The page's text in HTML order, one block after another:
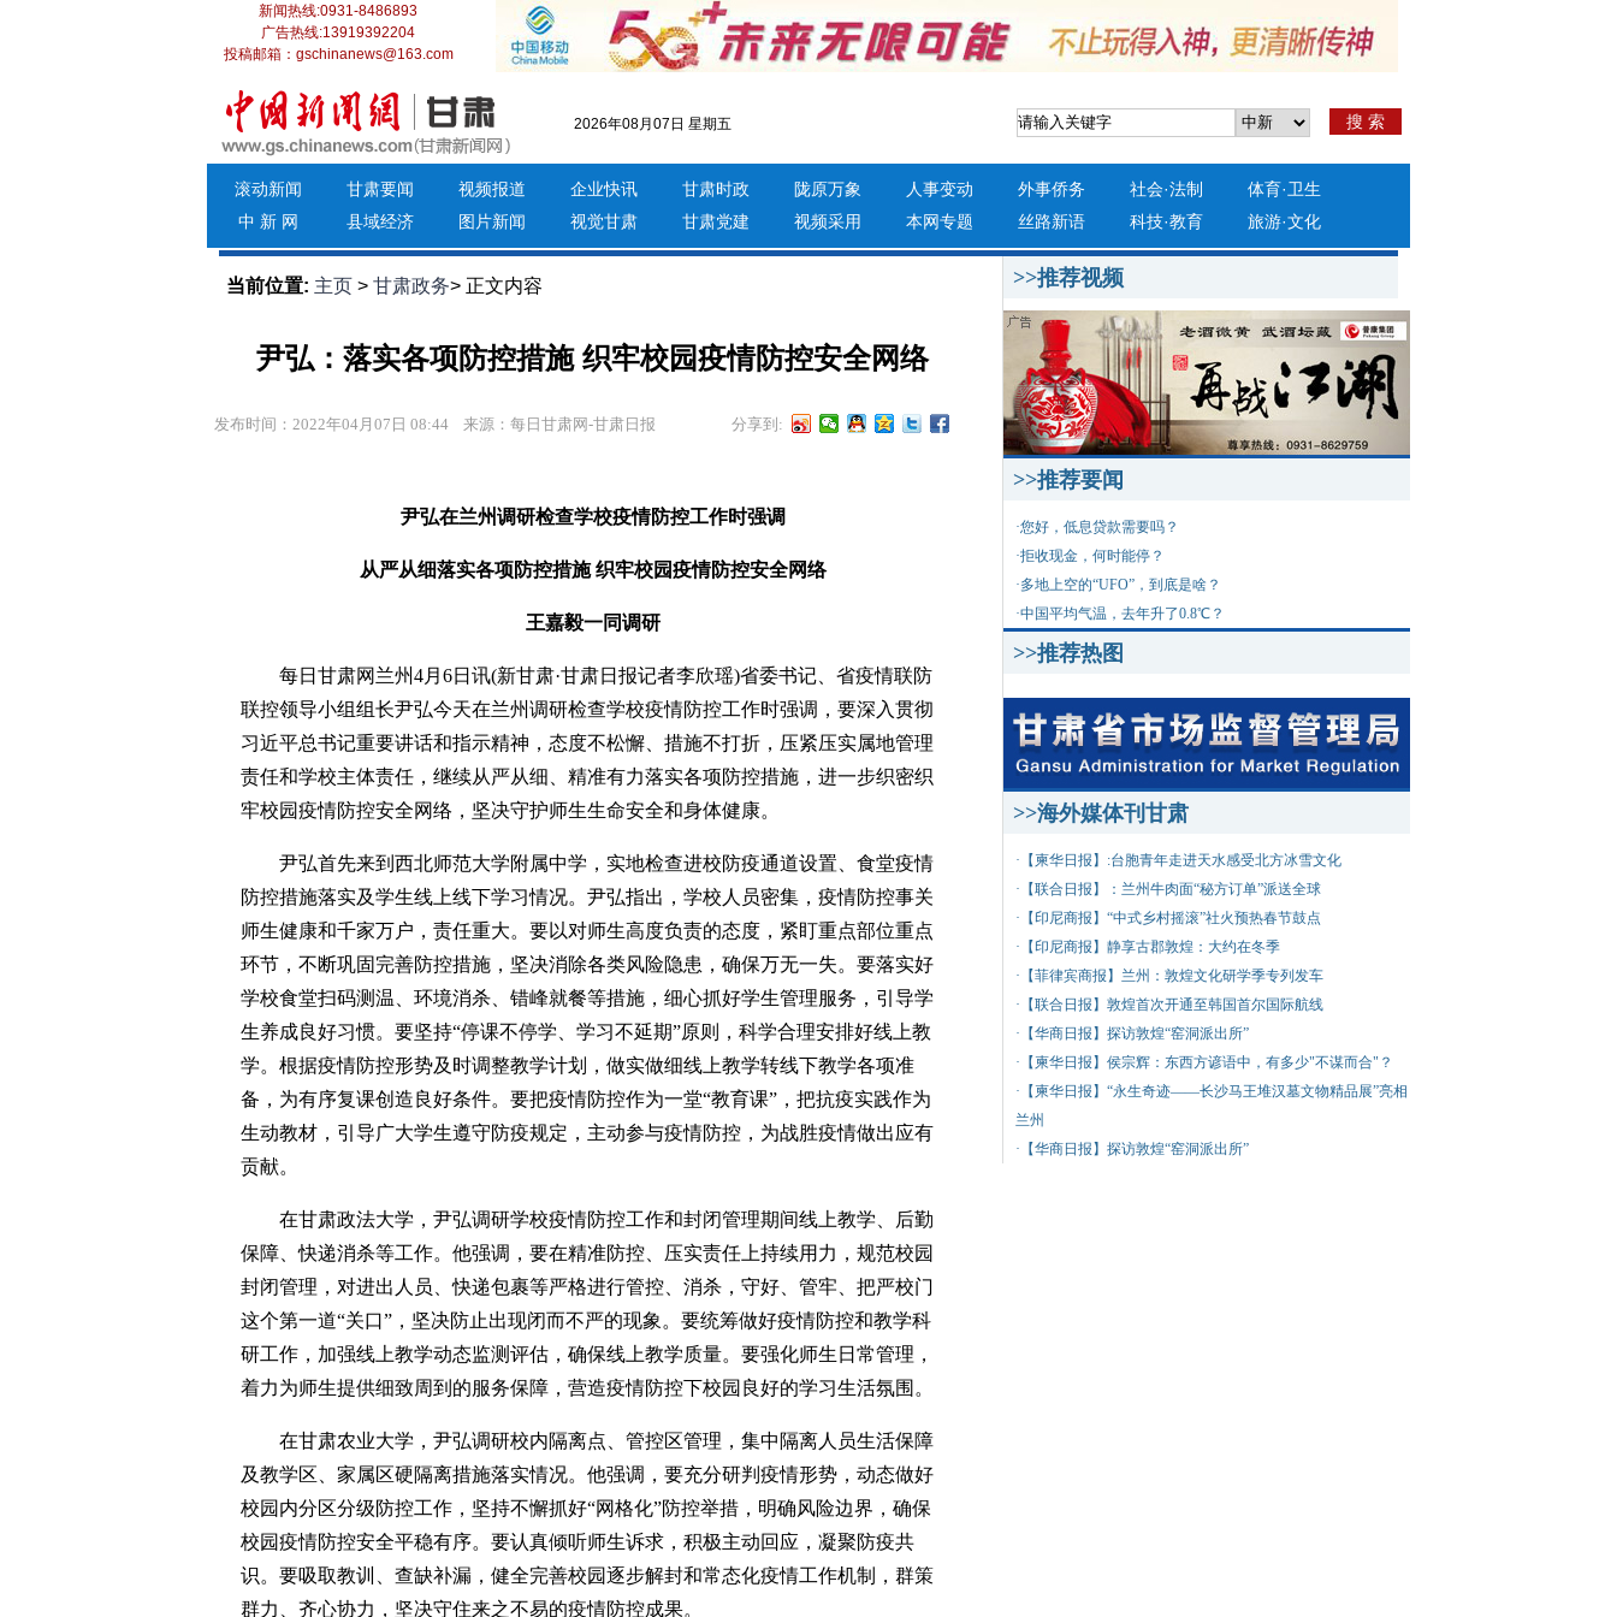
新闻热线:0931-8486893
广告热线:13919392204
投稿邮箱：gschinanews@163.com
2026年08月07日 星期五 搜 索
滚动新闻 甘肃要闻 视频报道 企业快讯 甘肃时政 陇原万象 人事变动 外事侨务 社会·法制 体育·卫生
中 新 网
县域经济 图片新闻 视觉甘肃 甘肃党建 视频采用 本网专题 丝路新语 科技·教育 旅游·文化
当前位置: 主页 > 甘肃政务> 正文内容
尹弘：落实各项防控措施 织牢校园疫情防控安全网络
发布时间：2022年04月07日 08:44 来源：每日甘肃网-甘肃日报 分享到:
尹弘在兰州调研检查学校疫情防控工作时强调
从严从细落实各项防控措施 织牢校园疫情防控安全网络
王嘉毅一同调研
每日甘肃网兰州4月6日讯(新甘肃·甘肃日报记者李欣瑶)省委书记、省疫情联防
联控领导小组组长尹弘今天在兰州调研检查学校疫情防控工作时强调，要深入贯彻
习近平总书记重要讲话和指示精神，态度不松懈、措施不打折，压紧压实属地管理
责任和学校主体责任，继续从严从细、精准有力落实各项防控措施，进一步织密织
牢校园疫情防控安全网络，坚决守护师生生命安全和身体健康。
尹弘首先来到西北师范大学附属中学，实地检查进校防疫通道设置、食堂疫情
防控措施落实及学生线上线下学习情况。尹弘指出，学校人员密集，疫情防控事关
师生健康和千家万户，责任重大。要以对师生高度负责的态度，紧盯重点部位重点
环节，不断巩固完善防控措施，坚决消除各类风险隐患，确保万无一失。要落实好
学校食堂扫码测温、环境消杀、错峰就餐等措施，细心抓好学生管理服务，引导学
生养成良好习惯。要坚持“停课不停学、学习不延期”原则，科学合理安排好线上教
学。根据疫情防控形势及时调整教学计划，做实做细线上教学转线下教学各项准
备，为有序复课创造良好条件。要把疫情防控作为一堂“教育课”，把抗疫实践作为
生动教材，引导广大学生遵守防疫规定，主动参与疫情防控，为战胜疫情做出应有
贡献。
在甘肃政法大学，尹弘调研学校疫情防控工作和封闭管理期间线上教学、后勤
保障、快递消杀等工作。他强调，要在精准防控、压实责任上持续用力，规范校园
封闭管理，对进出人员、快递包裹等严格进行管控、消杀，守好、管牢、把严校门
这个第一道“关口”，坚决防止出现闭而不严的现象。要统筹做好疫情防控和教学科
研工作，加强线上教学动态监测评估，确保线上教学质量。要强化师生日常管理，
着力为师生提供细致周到的服务保障，营造疫情防控下校园良好的学习生活氛围。
在甘肃农业大学，尹弘调研校内隔离点、管控区管理，集中隔离人员生活保障
及教学区、家属区硬隔离措施落实情况。他强调，要充分研判疫情形势，动态做好
校园内分区分级防控工作，坚持不懈抓好“网格化”防控举措，明确风险边界，确保
校园疫情防控安全平稳有序。要认真倾听师生诉求，积极主动回应，凝聚防疫共
识。要吸取教训、查缺补漏，健全完善校园逐步解封和常态化疫情工作机制，群策
群力、齐心协力，坚决守住来之不易的疫情防控成果。
>>推荐视频
>>推荐要闻
·您好，低息贷款需要吗？
·拒收现金，何时能停？
·多地上空的“UFO”，到底是啥？
·中国平均气温，去年升了0.8℃？
>>推荐热图
>>海外媒体刊甘肃
· 【柬华日报】:台胞青年走进天水感受北方冰雪文化
· 【联合日报】：兰州牛肉面“秘方订单”派送全球
· 【印尼商报】“中式乡村摇滚”社火预热春节鼓点
· 【印尼商报】静享古郡敦煌：大约在冬季
· 【菲律宾商报】兰州：敦煌文化研学季专列发车
· 【联合日报】敦煌首次开通至韩国首尔国际航线
· 【华商日报】探访敦煌“窑洞派出所”
· 【柬华日报】侯宗辉：东西方谚语中，有多少"不谋而合"？
· 【柬华日报】“永生奇迹——长沙马王堆汉墓文物精品展”亮相
兰州
· 【华商日报】探访敦煌“窑洞派出所”